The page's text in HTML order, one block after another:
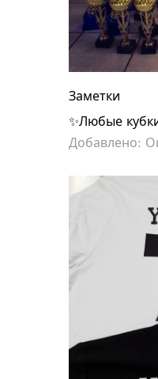
Заметки
✨Любые
Добавлено: